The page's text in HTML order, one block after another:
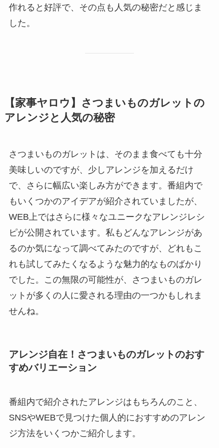
作れると好評で、その点も人気の秘密だと感じま
した。
【家事ヤロウ】さつまいものガレットの
アレンジと人気の秘密
さつまいものガレットは、そのまま食べても十分
美味しいのですが、少しアレンジを加えるだけ
で、さらに幅広い楽しみ方ができます。番組内で
もいくつかのアイデアが紹介されていましたが、
WEB上ではさらに様々なユニークなアレンジレシ
ピが公開されています。私もどんなアレンジがあ
るのか気になって調べてみたのですが、どれもこ
れも試してみたくなるような魅力的なものばかり
でした。この無限の可能性が、さつまいものガレ
ットが多くの人に愛される理由の一つかもしれま
せんね。
アレンジ自在！さつまいものガレットのおす
すめバリエーション
番組内で紹介されたアレンジはもちろんのこと、
SNSやWEBで見つけた個人的におすすめのアレン
ジ方法をいくつかご紹介します。